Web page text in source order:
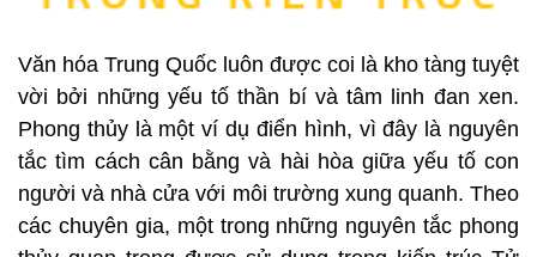
Văn hóa Trung Quốc luôn được coi là kho tàng tuyệt
vời bởi những yếu tố thần bí và tâm linh đan xen.
Phong thủy là một ví dụ điển hình, vì đây là nguyên
tắc tìm cách cân bằng và hài hòa giữa yếu tố con
người và nhà cửa với môi trường xung quanh. Theo
các chuyên gia, một trong những nguyên tắc phong